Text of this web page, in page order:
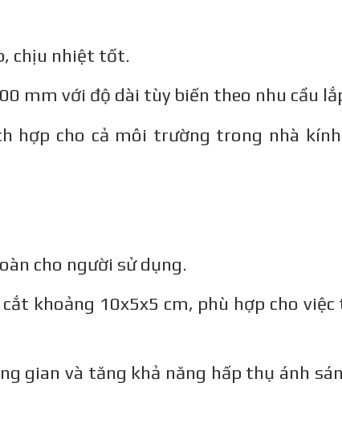
chịu nhiệt tốt.
mm với độ dài tùy biến theo nhu cầu
hợp cho cả môi trường trong nhà
cho người sử dụng.
khoảng 10x5x5 cm, phù hợp cho
gian và tăng khả năng hấp thụ ánh